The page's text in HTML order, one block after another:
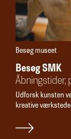
Besøg museet
Besøg SMK
Åbningstider,
Udforsk kunsten
kreative